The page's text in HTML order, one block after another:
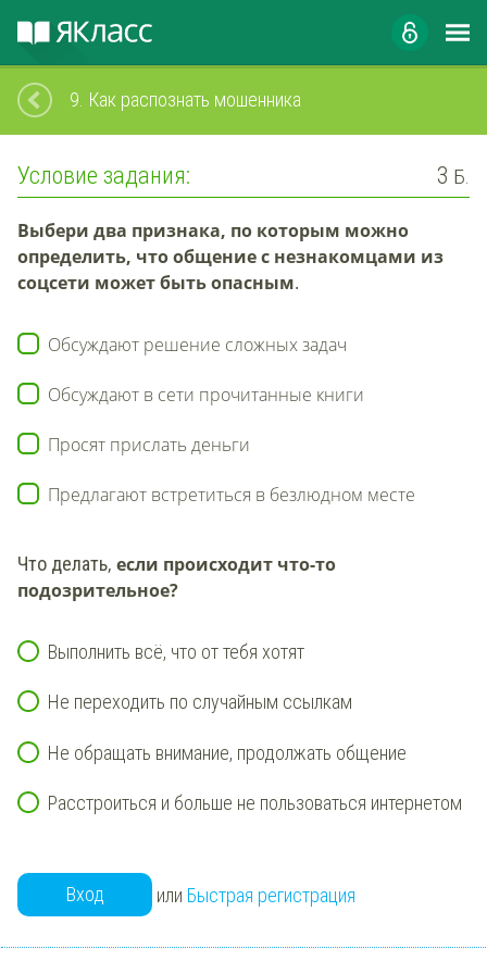
9. Как распознать мошенника
Условие задания: 3 Б.
Выбери два признака, по которым можно
определить, что общение с незнакомцами из
соцсети может быть опасным.
Обсуждают решение сложных задач
Обсуждают в сети прочитанные книги
Просят прислать деньги
Предлагают встретиться в безлюдном месте
Что делать, если происходит что-то
подозрительное?
Выполнить всё, что от тебя хотят
Не переходить по случайным ссылкам
Не обращать внимание, продолжать общение
Расстроиться и больше не пользоваться интернетом
Вход или Быстрая регистрация